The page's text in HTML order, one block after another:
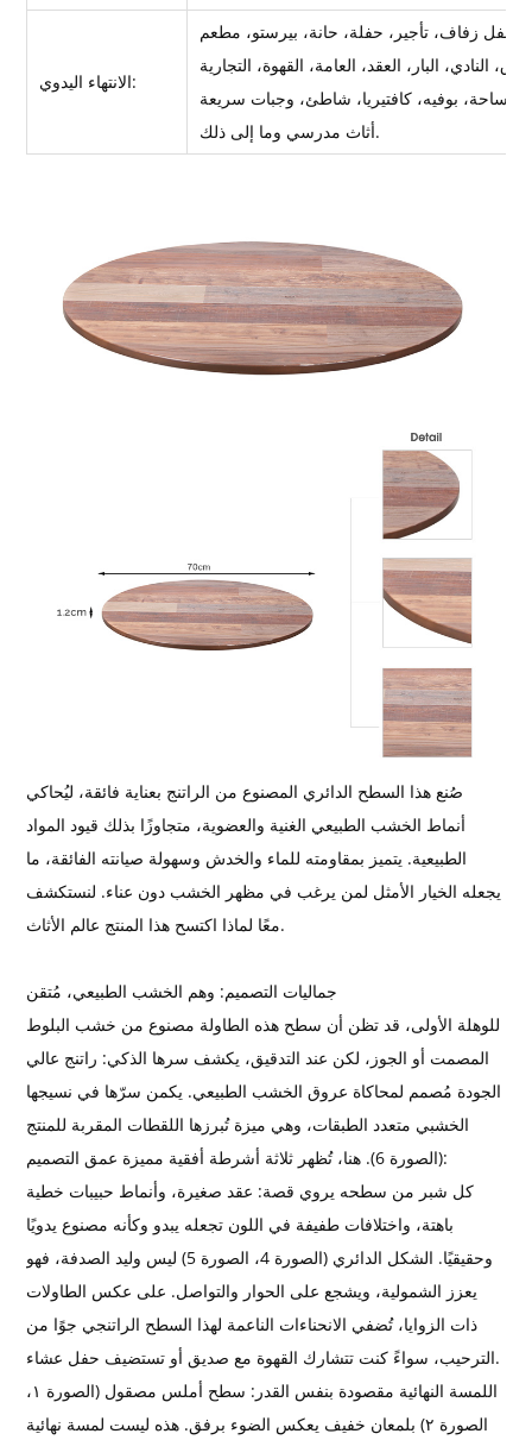
الانتهاء اليدوي:
أثاث مدرسي وما إلى ذلك.
صُنع هذا السطح الدائري المصنوع من الراتنج بعناية فائقة، ليُحاكي
أنماط الخشب الطبيعي الغنية والعضوية، متجاوزًا بذلك قيود المواد
الطبيعية. يتميز بمقاومته للماء والخدش وسهولة صيانته الفائقة، ما
يجعله الخيار الأمثل لمن يرغب في مظهر الخشب دون عناء. لنستكشف
معًا لماذا اكتسح هذا المنتج عالم الأثاث.
جماليات التصميم: وهم الخشب الطبيعي، مُتقن
للوهلة الأولى، قد تظن أن سطح هذه الطاولة مصنوع من خشب البلوط
المصمت أو الجوز، لكن عند التدقيق، يكشف سرها الذكي: راتنج عالي
الجودة مُصمم لمحاكاة عروق الخشب الطبيعي. يكمن سرّها في نسيجها
الخشبي متعدد الطبقات، وهي ميزة تُبرزها اللقطات المقربة للمنتج
(الصورة 6). هنا، تُظهر ثلاثة أشرطة أفقية مميزة عمق التصميم:
كل شبر من سطحه يروي قصة: عقد صغيرة، وأنماط حبيبات خطية
باهتة، واختلافات طفيفة في اللون تجعله يبدو وكأنه مصنوع يدويًا
وحقيقيًا. الشكل الدائري (الصورة 4، الصورة 5) ليس وليد الصدفة، فهو
يعزز الشمولية، ويشجع على الحوار والتواصل. على عكس الطاولات
ذات الزوايا، تُضفي الانحناءات الناعمة لهذا السطح الراتنجي جوًا من
الترحيب، سواءً كنت تتشارك القهوة مع صديق أو تستضيف حفل عشاء.
اللمسة النهائية مقصودة بنفس القدر: سطح أملس مصقول (الصورة ١،
الصورة ٢) بلمعان خفيف يعكس الضوء برفق. هذه ليست لمسة نهائية